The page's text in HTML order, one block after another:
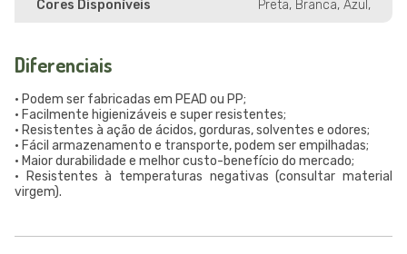
Cores Disponíveis Preta, Branca, Azul,
Diferenciais
• Podem ser fabricadas em PEAD ou PP;
• Facilmente higienizáveis e super resistentes;
• Resistentes à ação de ácidos, gorduras, solventes e odores;
• Fácil armazenamento e transporte, podem ser empilhadas;
• Maior durabilidade e melhor custo-benefício do mercado;
• Resistentes à temperaturas negativas (consultar material
virgem).